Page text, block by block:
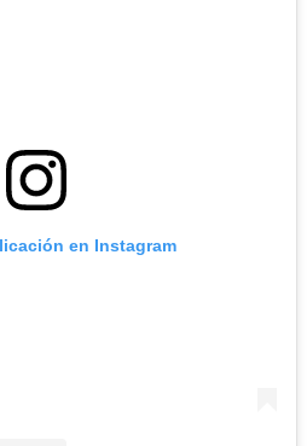
en Instagram